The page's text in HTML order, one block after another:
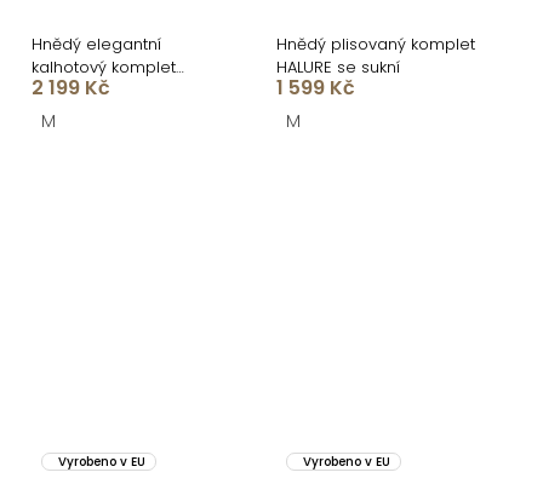
Hnědý elegantní
kalhotový komplet
SANARI s korzetem
2 199 Kč
M
Hnědý plisovaný komplet
HALURE se sukní
1 599 Kč
M
Vyrobeno v EU Vyrobeno v EU